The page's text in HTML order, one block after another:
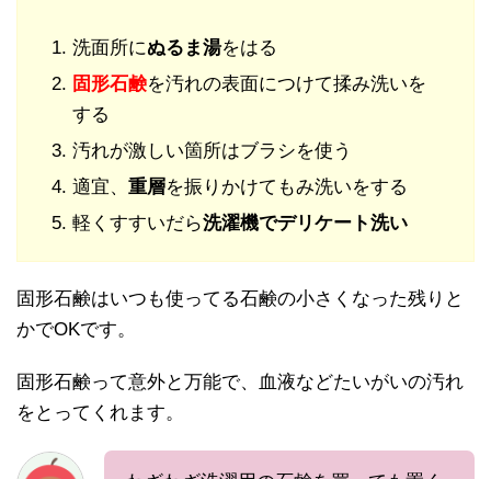
洗面所にぬるま湯をはる
固形石鹸を汚れの表面につけて揉み洗いを
する
汚れが激しい箇所はブラシを使う
適宜、 重層を振りかけてもみ洗いをする
軽くすすいだら洗濯機でデリケート洗い
固形石鹸はいつも使ってる石鹸の小さくなった残りと
かでOKです。
固形石鹸って意外と万能で、血液などたいがいの汚れ
をとってくれます。